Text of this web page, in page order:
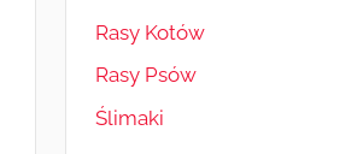
Rasy Kotów
Rasy Psów
Ślimaki